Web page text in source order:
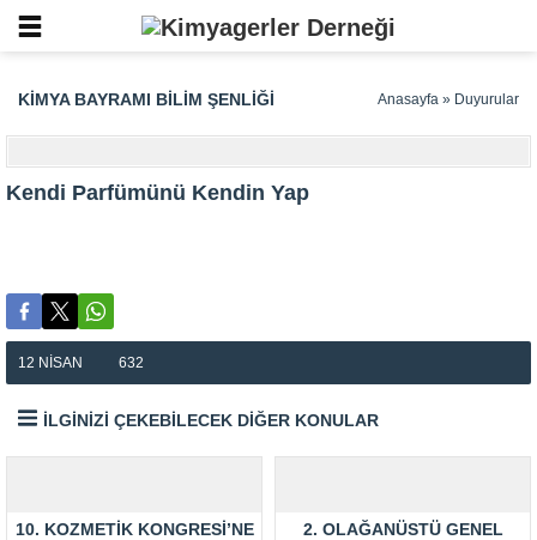
KIMYA BAYRAMI BILIM ŞENLIĞI Anasayfa » Duyurular
Kendi Parfümünü Kendin Yap
12 NISAN 632
İLGİNİZİ ÇEKEBİLECEK DİĞER KONULAR
10. KOZMETIK KONGRESI’NE
2. OLAĞANÜSTÜ GENEL